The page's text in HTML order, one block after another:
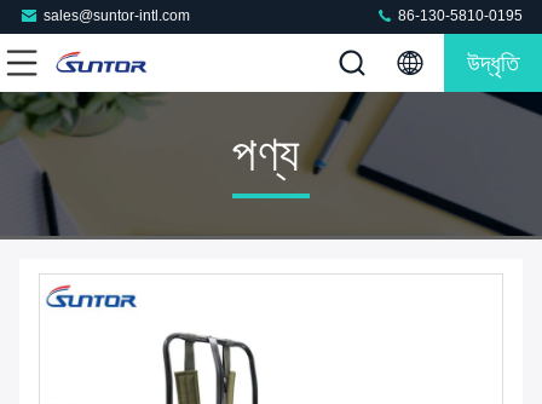
sales@suntor-intl.com 86-130-5810-0195
উদ্ধৃতি
পণ্য